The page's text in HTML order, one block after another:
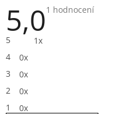
5,0Průměrné
1 hodnocení
5
1x
4
0x
3
0x
2
0x
1
0x